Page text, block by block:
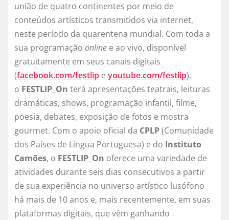
união de quatro continentes por meio de
conteúdos artísticos transmitidos via internet,
neste período da quarentena mundial. Com toda a
sua programação online e ao vivo, disponível
gratuitamente em seus canais digitais
(facebook.com/festlip e youtube.com/festlip),
o FESTLIP_On terá apresentações teatrais, leituras
dramáticas, shows, programação infantil, filme,
poesia, debates, exposição de fotos e mostra
gourmet. Com o apoio oficial da CPLP(Comunidade
dos Países de Língua Portuguesa) e do Instituto
Camões, o FESTLIP_On oferece uma variedade de
atividades durante seis dias consecutivos a partir
de sua experiência no universo artístico lusófono
há mais de 10 anos e, mais recentemente, em suas
plataformas digitais, que vêm ganhando